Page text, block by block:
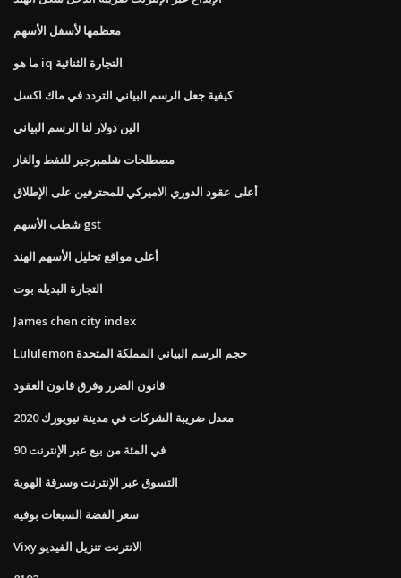
معظمها لأسفل الأسهم
ما هو iq التجارة الثنائية
كيفية جعل الرسم البياني التردد في ماك اكسل
الين دولار لنا الرسم البياني
مصطلحات شلمبرجير للنفط والغاز
أعلى عقود الدوري الاميركي للمحترفين على الإطلاق
شطب الأسهم gst
أعلى مواقع تحليل الأسهم الهند
التجارة البديله بوت
James chen city index
Lululemon حجم الرسم البياني المملكة المتحدة
قانون الضرر وفرق قانون العقود
معدل ضريبة الشركات في مدينة نيويورك 2020
90 في المئة من بيع عبر الإنترنت
التسوق عبر الإنترنت وسرقة الهوية
سعر الفضة السبعات بوفيه
Vixy الانترنت تنزيل الفيديو